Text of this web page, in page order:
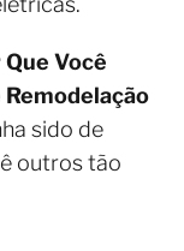
Que Você
sido de
outros tão